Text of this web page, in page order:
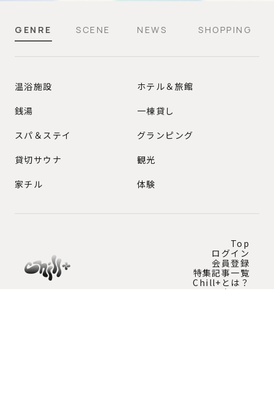
GENRE SCENE NEWS SHOPPING
GENRE
温浴施設
銭湯
スパ＆ステイ
貸切サウナ
家チル
ホテル＆旅館
一棟貸し
グランピング
観光
体験
Top
ログイン
会員登録
特集記事一覧
Chill+とは？
問い合わせ